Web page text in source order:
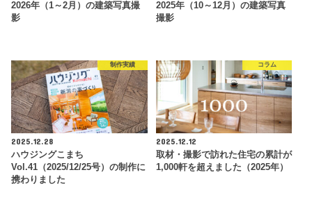
2026年（1～2月）の建築写真撮
影
2025年（10～12月）の建築写真
撮影
制作実績
2025.12.28
ハウジングこまち
Vol.41（2025/12/25号）の制作に
携わりました
コラム
2025.12.12
取材・撮影で訪れた住宅の累計が
1,000軒を超えました（2025年）